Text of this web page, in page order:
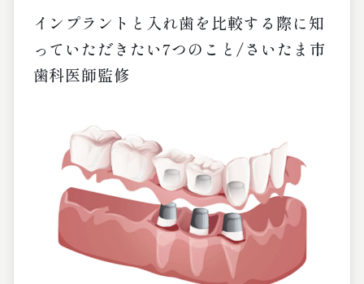
インプラントと入れ歯を比較する際に知
っていただきたい7つのこと/さいたま市
歯科医師監修